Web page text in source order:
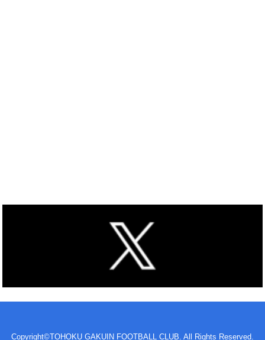
Copyright©TOHOKU GAKUIN FOOTBALL CLUB. All Rights Reserved.